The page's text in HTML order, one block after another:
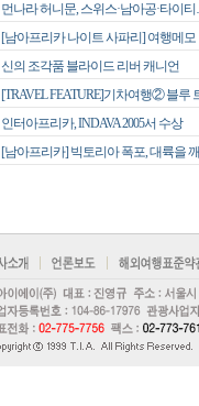
먼나라 허니문, 스위스·남아공·타이
[남아프리카 나이트 사파리] 여행메모
신의 조각품 블라이드 리버 캐니언
[TRAVEL FEATURE]기차여행② 블루
인터아프리카, INDAVA 2005서 수상
[남아프리카] 빅토리아 폭포, 대륙을